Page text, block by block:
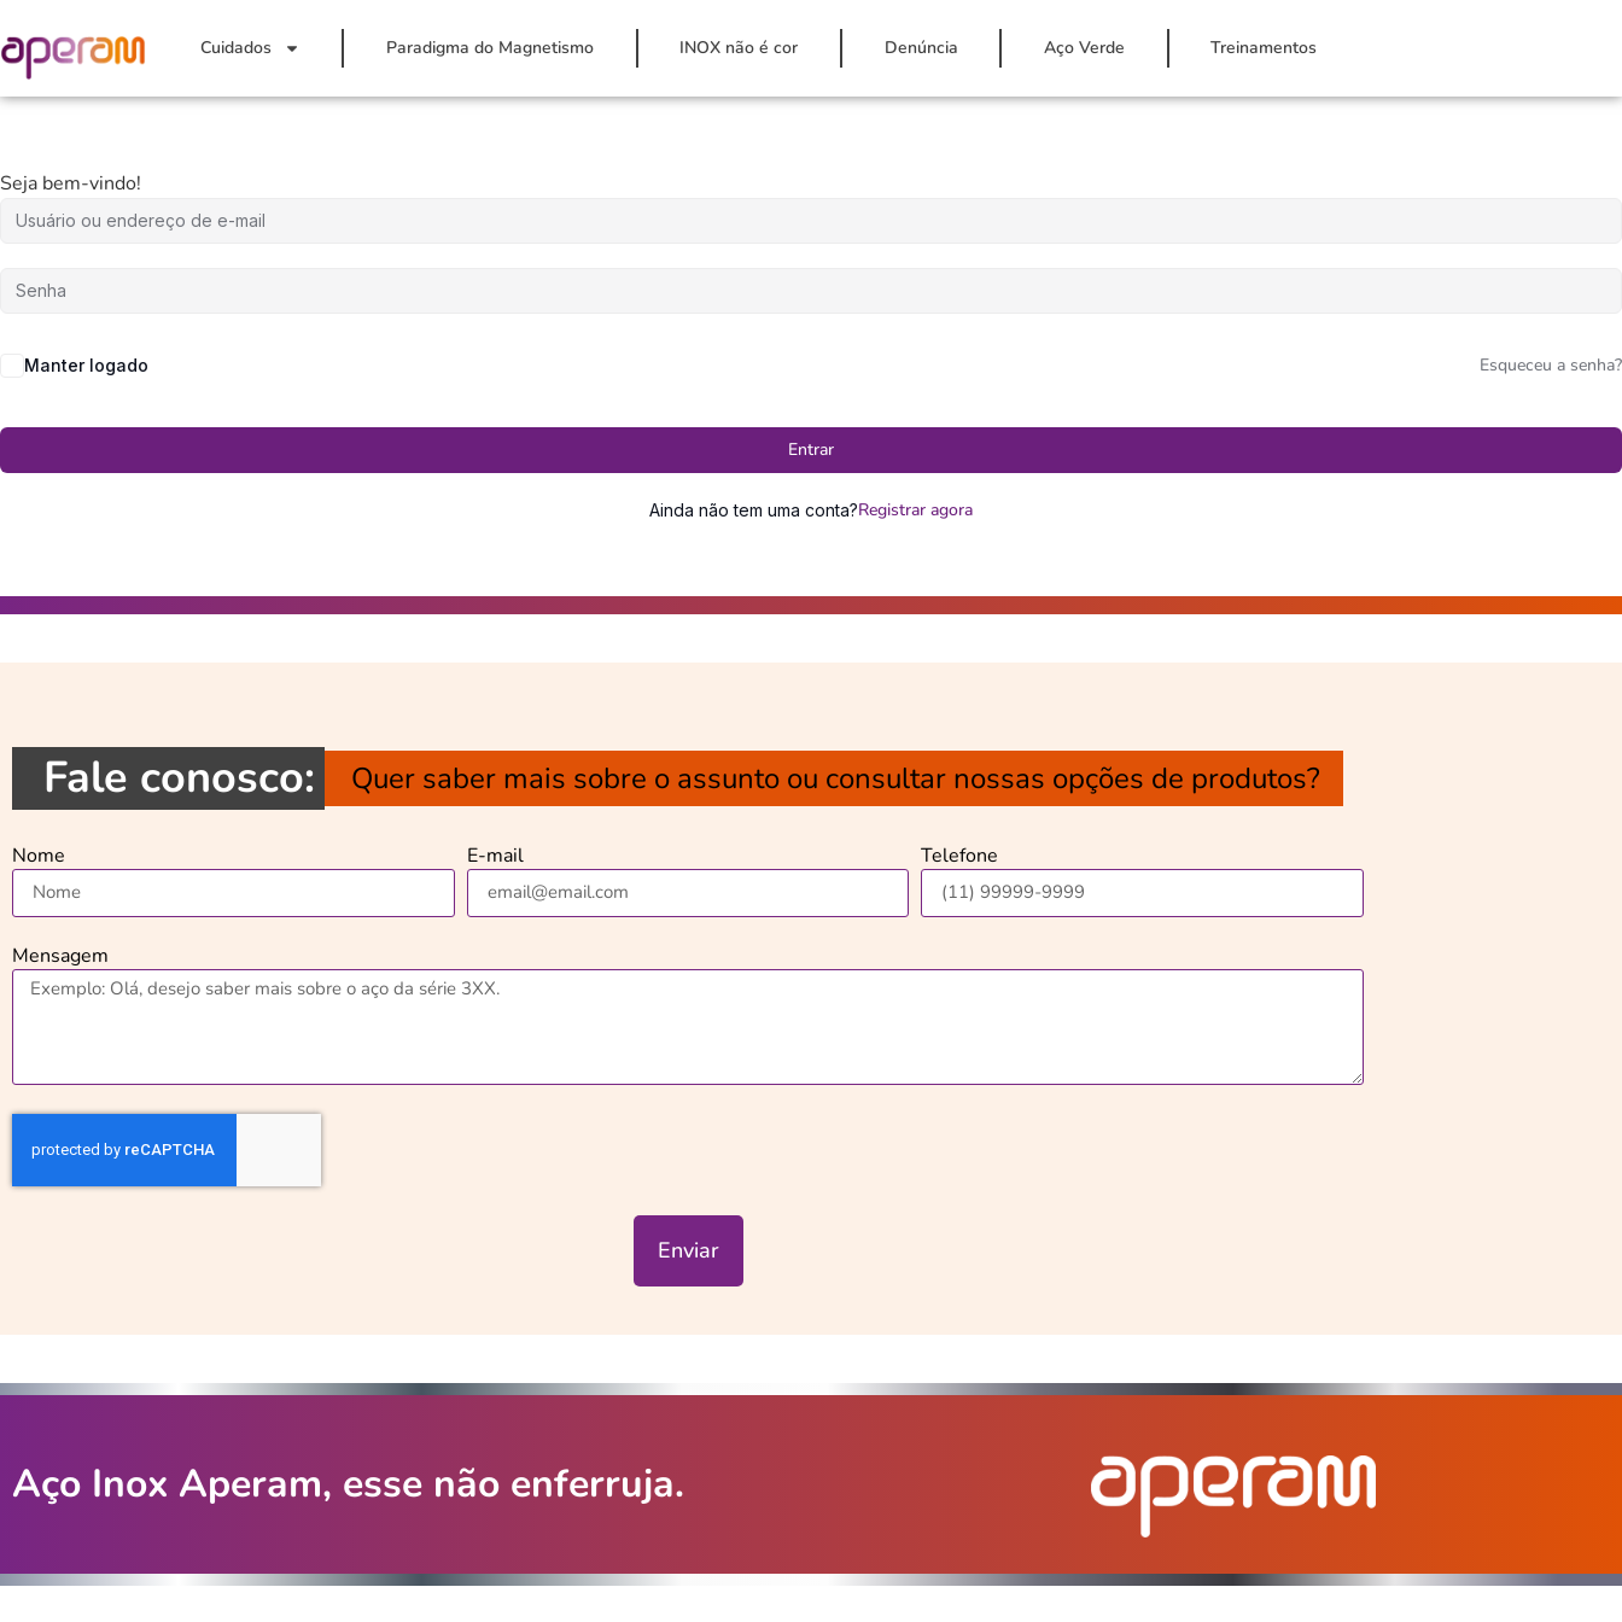
Cuidados Paradigma do Magnetismo INOX não é cor Denúncia Aço Verde Treinamentos
Seja bem-vindo!
Manter logado Esqueceu a senha?
Entrar
Ainda não tem uma conta?Registrar agora
Fale conosco: Quer saber mais sobre o assunto ou consultar nossas opções de produtos?
Nome E-mail Telefone
Mensagem
Enviar
Aço Inox Aperam, esse não enferruja.